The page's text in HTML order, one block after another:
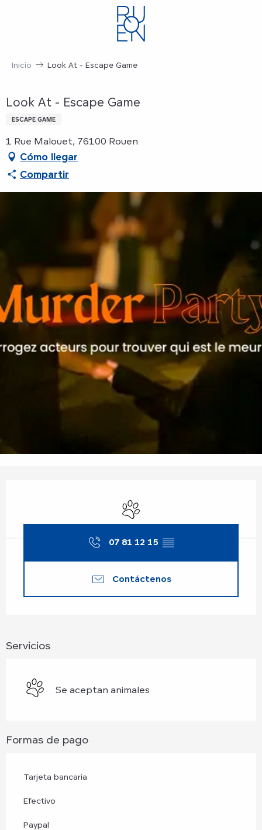
Inicio Look At - Escape Game
Look At - Escape Game
ESCAPE GAME
1 Rue Malouet, 76100 Rouen
Cómo llegar
Compartir
Se aceptan animales
07 81 12 15 ▒▒
Contáctenos
Servicios
Se aceptan animales
Formas de pago
Tarjeta bancaria
Efectivo
Paypal